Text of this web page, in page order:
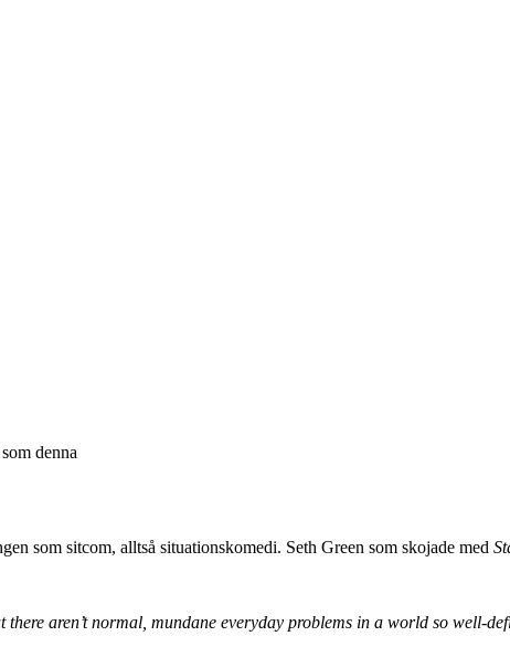
denna
som sitcom, alltså situationskomedi. Seth Green som skojade med
aren’t normal, mundane everyday problems in a world so well-